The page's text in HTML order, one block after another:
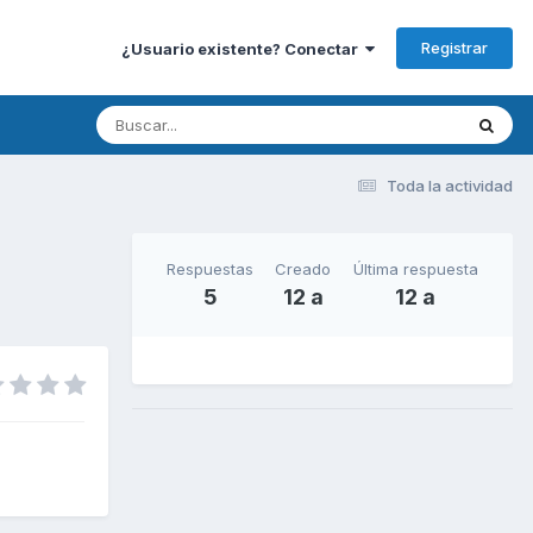
¿Usuario existente? Conectar Registrar
Toda la actividad
Respuestas
5
Creado
12 a
Última respuesta
12 a